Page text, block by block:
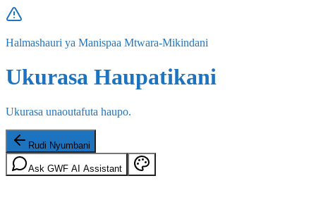
Halmashauri ya Manispaa Mtwara-Mikindani
Ukurasa Haupatikani
Ukurasa unaoutafuta haupo.
Rudi Nyumbani
Ask GWF AI Assistant